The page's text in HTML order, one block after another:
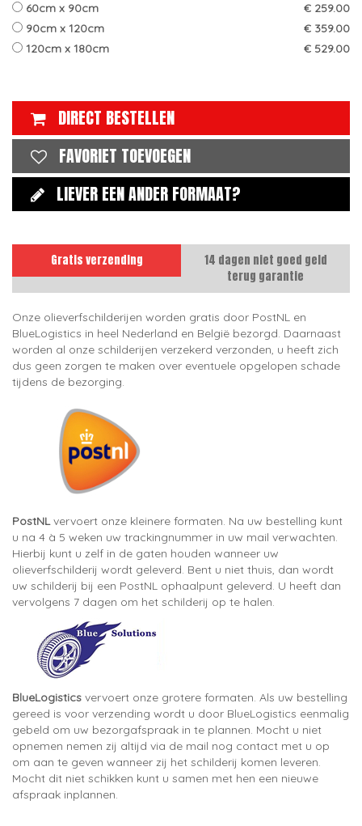
60cm x 90cm
€ 259.00
90cm x 120cm
€ 359.00
120cm x 180cm
€ 529.00
DIRECT BESTELLEN
FAVORIET TOEVOEGEN
LIEVER EEN ANDER FORMAAT?
Gratis verzending
14 dagen niet goed geld
terug garantie
Onze olieverfschilderijen worden gratis door PostNL en
BlueLogistics in heel Nederland en België bezorgd. Daarnaast
worden al onze schilderijen verzekerd verzonden, u heeft zich
dus geen zorgen te maken over eventuele opgelopen schade
tijdens de bezorging.
PostNLvervoert onze kleinere formaten. Na uw bestelling kunt
u na 4 à 5 weken uw trackingnummer in uw mail verwachten.
Hierbij kunt u zelf in de gaten houden wanneer uw
olieverfschilderij wordt geleverd. Bent u niet thuis, dan wordt
uw schilderij bij een PostNL ophaalpunt geleverd. U heeft dan
vervolgens 7 dagen om het schilderij op te halen.
BlueLogistics vervoert onze grotere formaten. Als uw bestelling
gereed is voor verzending wordt u door BlueLogistics eenmalig
gebeld om uw bezorgafspraak in te plannen. Mocht u niet
opnemen nemen zij altijd via de mail nog contact met u op
om aan te geven wanneer zij het schilderij komen leveren.
Mocht dit niet schikken kunt u samen met hen een nieuwe
afspraak inplannen.